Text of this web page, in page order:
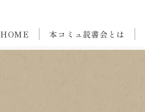
HOME 本コミュ読書会とは